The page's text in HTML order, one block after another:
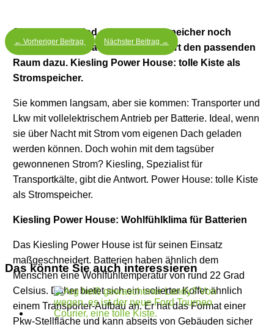
Solaranlagen sind gut, mit Stromspeicher noch
besser. Kühlaufbauer Kiesling liefert den passenden
Raum dazu. Kiesling Power House: tolle Kiste als
Stromspeicher.
Sie kommen langsam, aber sie kommen: Transporter und
Lkw mit vollelektrischem Antrieb per Batterie. Ideal, wenn
sie über Nacht mit Strom vom eigenen Dach geladen
werden können. Doch wohin mit dem tagsüber
gewonnenen Strom? Kiesling, Spezialist für
Transportkälte, gibt die Antwort. Power House: tolle Kiste
als Stromspeicher.
Kiesling Power House: Wohlfühlklima für Batterien
Das Kiesling Power House ist für seinen Einsatz
maßgeschneidert. Batterien haben ähnlich dem
Menschen eine Wohlfühltemperatur von rund 22 Grad
Celsius. Daher bietet sich ein isolierter Koffer ähnlich
einem Transporter-Aufbau an. Er hat das Format einer
Pkw-Stellfläche und kann abseits von Gebäuden sicher
← Vorheriger Beitrag Nächster Beitrag →
Das könnte Sie auch interessieren